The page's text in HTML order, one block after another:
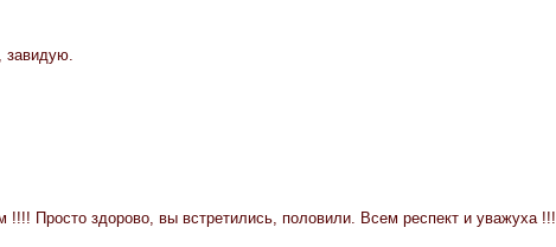
завидую.
!!!! Просто здорово, вы встретились, половили. Всем респект и уважуха !!!